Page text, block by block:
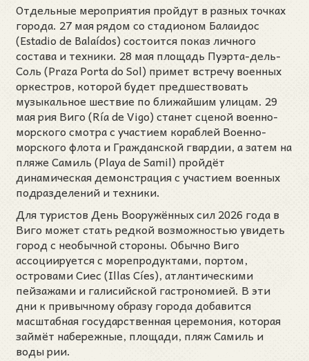
Отдельные мероприятия пройдут в разных точках
города. 27 мая рядом со стадионом Балаидос
(Estadio de Balaídos) состоится показ личного
состава и техники. 28 мая площадь Пуэрта-дель-
Соль (Praza Porta do Sol) примет встречу военных
оркестров, которой будет предшествовать
музыкальное шествие по ближайшим улицам. 29
мая рия Виго (Ría de Vigo) станет сценой военно-
морского смотра с участием кораблей Военно-
морского флота и Гражданской гвардии, а затем на
пляже Самиль (Playa de Samil) пройдёт
динамическая демонстрация с участием военных
подразделений и техники.
Для туристов День Вооружённых сил 2026 года в
Виго может стать редкой возможностью увидеть
город с необычной стороны. Обычно Виго
ассоциируется с морепродуктами, портом,
островами Сиес (Illas Cíes), атлантическими
пейзажами и галисийской гастрономией. В эти
дни к привычному образу города добавится
масштабная государственная церемония, которая
займёт набережные, площади, пляж Самиль и
воды рии.